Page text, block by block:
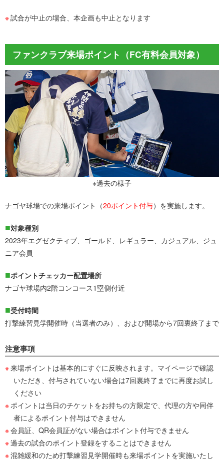
試合が中止の場合、本企画も中止となります
ファンクラブ来場ポイント（FC有料会員対象）
※過去の様子
ナゴヤ球場での来場ポイント（20ポイント付与）を実施します。
対象種別
2023年エグゼクティブ、ゴールド、レギュラー、カジュアル、ジュ
ニア会員
ポイントチェッカー配置場所
ナゴヤ球場内2階コンコース1塁側付近
受付時間
打撃練習見学開催時（当選者のみ）、および開場から7回裏終了まで
注意事項
来場ポイントは基本的にすぐに反映されます。マイページで確認
いただき、付与されていない場合は7回裏終了までに再度お試し
ください
ポイントは当日のチケットをお持ちの方限定で、代理の方や同伴
者によるポイント付与はできません
会員証、QR会員証がない場合はポイント付与できません
過去の試合のポイント登録をすることはできません
混雑緩和のため打撃練習見学開催時も来場ポイントを実施いたし